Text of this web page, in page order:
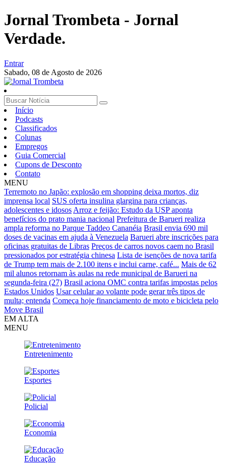
Jornal Trombeta - Jornal
Verdade.
Entrar
Sabado, 08 de Agosto de 2026
Início
Podcasts
Classificados
Colunas
Empregos
Guia Comercial
Cupons de Desconto
Contato
MENU
Terremoto no Japão: explosão em shopping deixa mortos, diz
imprensa local SUS oferta insulina glargina para crianças,
adolescentes e idosos Arroz e feijão: Estudo da USP aponta
benefícios do prato mania nacional Prefeitura de Barueri realiza
ampla reforma no Parque Taddeo Cananéia Brasil envia 690 mil
doses de vacinas em ajuda à Venezuela Barueri abre inscrições para
oficinas gratuitas de Libras Preços de carros novos caem no Brasil
pressionados por estratégia chinesa Lista de isenções de nova tarifa
de Trump tem mais de 2.100 itens e inclui carne, café... Mais de 62
mil alunos retornam às aulas na rede municipal de Barueri na
segunda-feira (27) Brasil aciona OMC contra tarifas impostas pelos
Estados Unidos Usar celular ao volante pode gerar três tipos de
multa; entenda Começa hoje financiamento de moto e bicicleta pelo
Move Brasil
EM ALTA
MENU
Entretenimento
Esportes
Policial
Economia
Educação